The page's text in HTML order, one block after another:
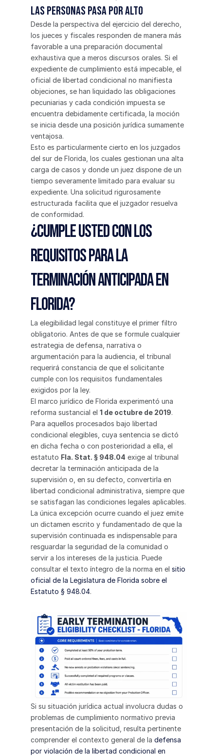
las personas pasa por alto
Desde la perspectiva del ejercicio del derecho,
los jueces y fiscales responden de manera más
favorable a una preparación documental
exhaustiva que a meros discursos orales. Si el
expediente de cumplimiento está impecable, el
oficial de libertad condicional no manifiesta
objeciones, se han liquidado las obligaciones
pecuniarias y cada condición impuesta se
encuentra debidamente certificada, la moción
se inicia desde una posición jurídica sumamente
ventajosa.
Esto es particularmente cierto en los juzgados
del sur de Florida, los cuales gestionan una alta
carga de casos y donde un juez dispone de un
tiempo severamente limitado para evaluar su
expediente. Una solicitud rigurosamente
estructurada facilita que el juzgador resuelva
de conformidad.
¿Cumple usted con los
requisitos para la
terminación anticipada en
Florida?
La elegibilidad legal constituye el primer filtro
obligatorio. Antes de que se formule cualquier
estrategia de defensa, narrativa o
argumentación para la audiencia, el tribunal
requerirá constancia de que el solicitante
cumple con los requisitos fundamentales
exigidos por la ley.
El marco jurídico de Florida experimentó una
reforma sustancial el 1 de octubre de 2019.
Para aquellos procesados bajo libertad
condicional elegibles, cuya sentencia se dictó
en dicha fecha o con posterioridad a ella, el
estatuto Fla. Stat. § 948.04 exige al tribunal
decretar la terminación anticipada de la
supervisión o, en su defecto, convertirla en
libertad condicional administrativa, siempre que
se satisfagan las condiciones legales aplicables.
La única excepción ocurre cuando el juez emite
un dictamen escrito y fundamentado de que la
supervisión continuada es indispensable para
resguardar la seguridad de la comunidad o
servir a los intereses de la justicia. Puede
consultar el texto íntegro de la norma en el sitio
oficial de la Legislatura de Florida sobre el
Estatuto § 948.04.
Si su situación jurídica actual involucra dudas o
problemas de cumplimiento normativo previa
presentación de la solicitud, resulta pertinente
comprender el contexto general de la defensa
por violación de la libertad condicional en